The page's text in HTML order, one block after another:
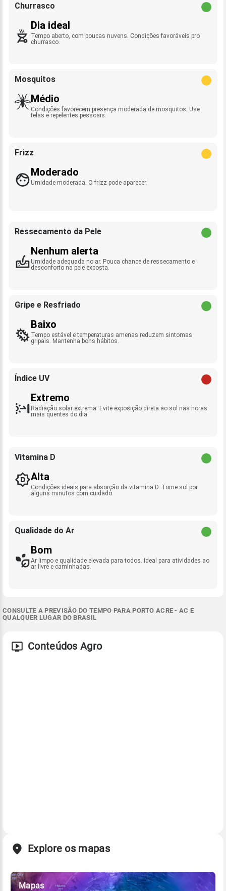
Churrasco
Dia ideal
Tempo aberto, com poucas nuvens. Condições favoráveis pro
churrasco.
Mosquitos
Médio
Condições favorecem presença moderada de mosquitos. Use
telas e repelentes pessoais.
Frizz
Moderado
Umidade moderada. O frizz pode aparecer.
Ressecamento da Pele
Nenhum alerta
Umidade adequada no ar. Pouca chance de ressecamento e
desconforto na pele exposta.
Gripe e Resfriado
Baixo
Tempo estável e temperaturas amenas reduzem sintomas
gripais. Mantenha bons hábitos.
Índice UV
Extremo
Radiação solar extrema. Evite exposição direta ao sol nas horas
mais quentes do dia.
Vitamina D
Alta
Condições ideais para absorção da vitamina D. Tome sol por
alguns minutos com cuidado.
Qualidade do Ar
Bom
Ar limpo e qualidade elevada para todos. Ideal para atividades ao
ar livre e caminhadas.
CONSULTE A PREVISÃO DO TEMPO PARA PORTO ACRE - AC E
QUALQUER LUGAR DO BRASIL
Conteúdos Agro
Explore os mapas
Mapas